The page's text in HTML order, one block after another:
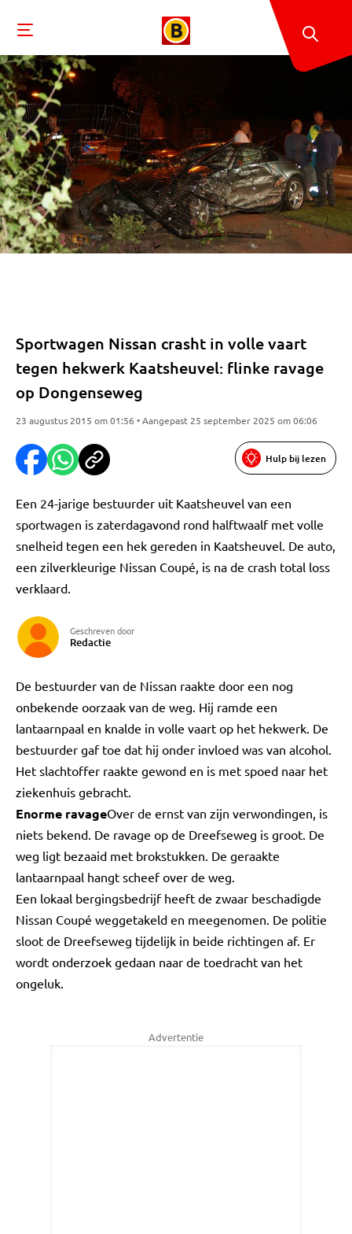
Sportwagen Nissan crasht in volle vaart
tegen hekwerk Kaatsheuvel: flinke ravage
op Dongenseweg
23 augustus 2015 om 01:56 • Aangepast 25 september 2025 om 06:06
Hulp bij lezen
Een 24-jarige bestuurder uit Kaatsheuvel van een
sportwagen is zaterdagavond rond halftwaalf met volle
snelheid tegen een hek gereden in Kaatsheuvel. De auto,
een zilverkleurige Nissan Coupé, is na de crash total loss
verklaard.
Geschreven door
Redactie
De bestuurder van de Nissan raakte door een nog
onbekende oorzaak van de weg. Hij ramde een
lantaarnpaal en knalde in volle vaart op het hekwerk. De
bestuurder gaf toe dat hij onder invloed was van alcohol.
Het slachtoffer raakte gewond en is met spoed naar het
ziekenhuis gebracht.
Enorme ravageOver de ernst van zijn verwondingen, is
niets bekend. De ravage op de Dreefseweg is groot. De
weg ligt bezaaid met brokstukken. De geraakte
lantaarnpaal hangt scheef over de weg.
Een lokaal bergingsbedrijf heeft de zwaar beschadigde
Nissan Coupé weggetakeld en meegenomen. De politie
sloot de Dreefseweg tijdelijk in beide richtingen af. Er
wordt onderzoek gedaan naar de toedracht van het
ongeluk.
Advertentie